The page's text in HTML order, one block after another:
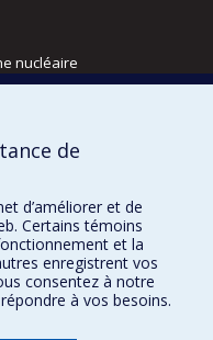
nucléaire
physique
de
d’améliorer et de
Certains témoins
et la
enregistrent vos
consentez à notre
à vos besoins.